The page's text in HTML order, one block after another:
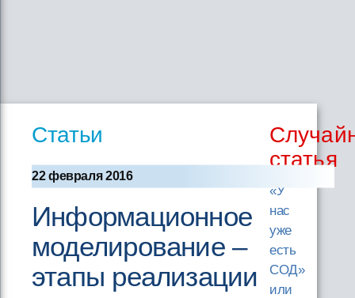
Статьи
22 февраля 2016
Информационное
моделирование –
этапы реализации
статья
«У
нас
уже
есть
СОД»
или